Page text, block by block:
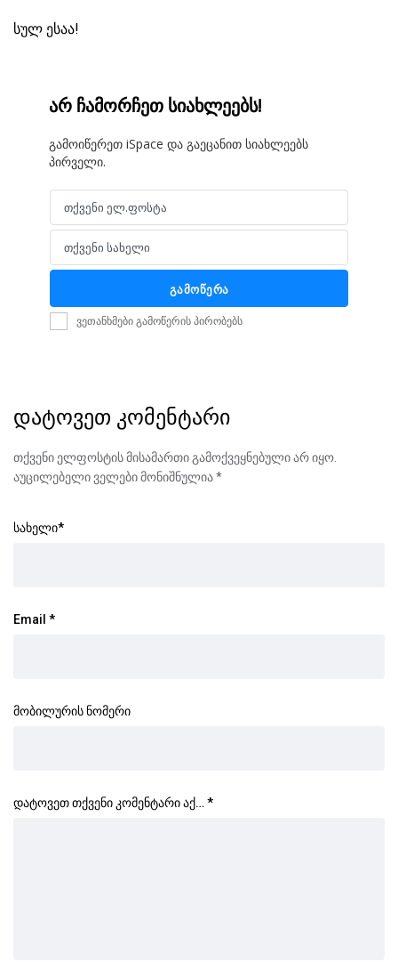
სულ ესაა!
არ ჩამორჩეთ სიახლეებს!
გამოიწერეთ iSpace და გაეცანით სიახლეებს
პირველი.
Email
თქვენი ელ.ფოსტა
Name
თქვენი სახელი
გამოწერა
ვეთანხმები გამოწერის პირობებს
დატოვეთ კომენტარი
თქვენი ელფოსტის მისამართი გამოქვეყნებული არ იყო.
აუცილებელი ველები მონიშნულია*
სახელი*
Email *
მობილურის ნომერი
დატოვეთ თქვენი კომენტარი აქ… *